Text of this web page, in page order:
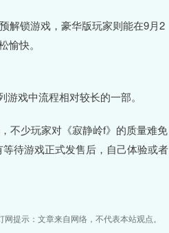
解锁游戏，豪华版玩家则能在9月2
快。
戏中流程相对较长的一部。
不少玩家对《寂静岭f》的质量难免
待游戏正式发售后，自己体验或者
网提示：文章来自网络，不代表本站观点。